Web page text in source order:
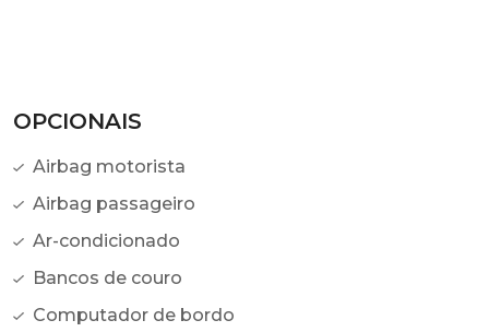
OPCIONAIS
Airbag motorista
Airbag passageiro
Ar-condicionado
Bancos de couro
Computador de bordo